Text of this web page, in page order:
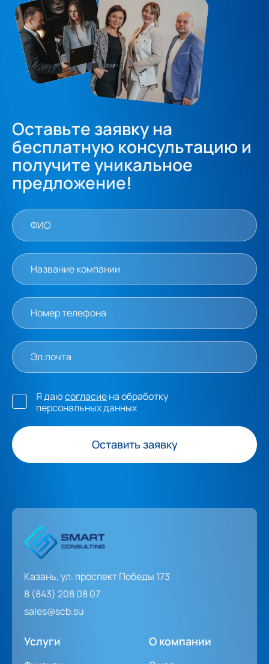
Оставьте заявку на
бесплатную консультацию и
получите уникальное
предложение!
Оставить заявку
Я даюсогласиена обработку
персональных данных
Казань, ул. проспект Победы 173
8 (843) 208 08 07
sales@scb.su
Услуги О компании